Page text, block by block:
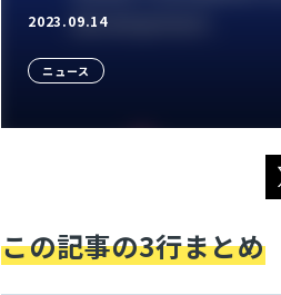
2023.09.14
ニュース
この記事の3行まとめ